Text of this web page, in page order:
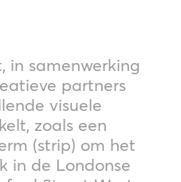
in samenwerking
partners
visuele
zoals een
(strip) om het
in de Londonse